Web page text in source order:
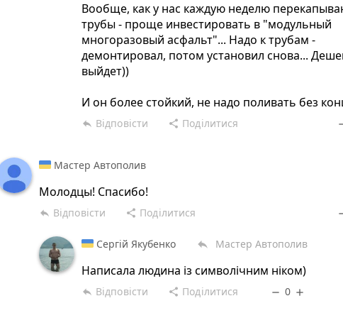
Вообще, как у нас каждую неделю
трубы - проще инвестировать в "модульный
многоразовый асфальт"... Надо к трубам -
демонтировал, потом установил снова...
выйдет))
И он более стойкий, не надо поливать без
reply Відповісти share Поділитися
Мастер Автополив
Молодцы! Спасибо!
reply Відповісти share Поділитися
Сергій Якубенко reply Мастер Автополив
Написала людина із символічним ніком)
reply Відповісти share Поділитися remove 0 add